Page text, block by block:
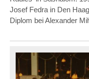
Josef Fedra in Den
Diplom bei Alexander